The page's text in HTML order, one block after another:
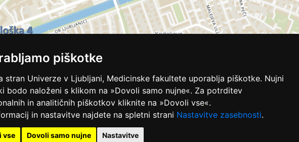
piškotke
stran Univerze v Ljubljani, Medicinske fakultete uporablja piškotke. Nujni
bodo naloženi s klikom na »Dovoli samo nujne«. Za potrditev
in analitičnih piškotkov kliknite na »Dovoli vse«.
in nastavitve najdete na spletni strani Nastavitve zasebnosti.
vse Dovoli samo nujne Nastavitve